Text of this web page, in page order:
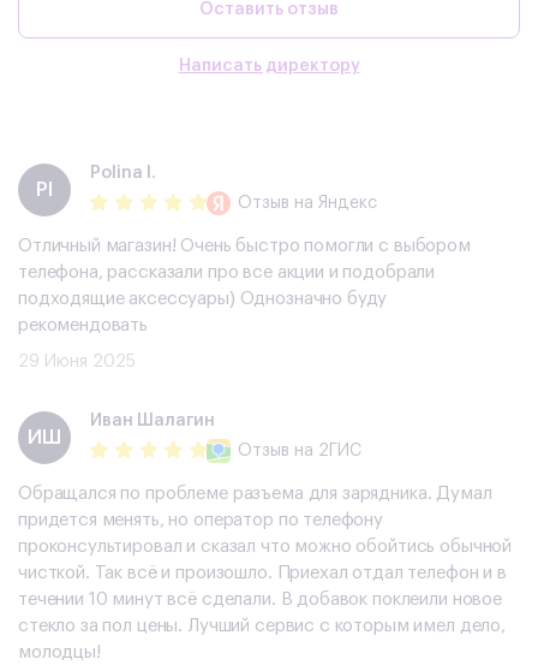
Оставить отзыв
Написать директору
PI
Polina I.
Отзыв на Яндекс
Отличный магазин! Очень быстро помогли с выбором
телефона, рассказали про все акции и подобрали
подходящие аксессуары) Однозначно буду
рекомендовать
29 Июня 2025
​ИШ
​Иван Шалагин
Отзыв на 2ГИС
Обращался по проблеме разъема для зарядника. Думал
придется менять, но оператор по телефону
проконсультировал и сказал что можно обойтись обычной
чисткой. Так всё и произошло. Приехал отдал телефон и в
течении 10 минут всё сделали. В добавок поклеили новое
стекло за пол цены. Лучший сервис с которым имел дело,
молодцы!